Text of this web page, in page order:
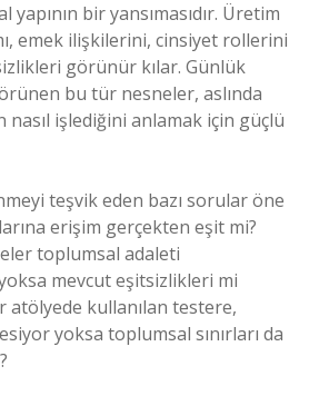
bir yansımasıdır. Üretim
emek ilişkilerini, cinsiyet rollerini
görünür kılar. Günlük
bu tür nesneler, aslında
işlediğini anlamak için güçlü
teşvik eden bazı sorular öne
erişim gerçekten eşit mi?
toplumsal adaleti
mevcut eşitsizlikleri mi
kullanılan testere,
yoksa toplumsal sınırları da